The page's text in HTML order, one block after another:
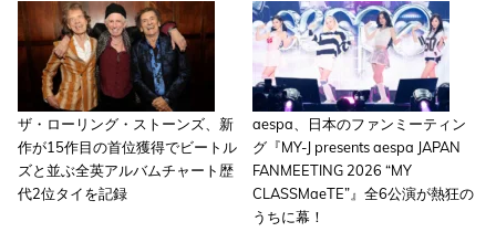
ザ・ローリング・ストーンズ、新
作が15作目の首位獲得でビートル
ズと並ぶ全英アルバムチャート歴
代2位タイを記録
aespa、日本のファンミーティン
グ『MY-J presents aespa JAPAN
FANMEETING 2026 “MY
CLASSMaeTE”』全6公演が熱狂の
うちに幕！